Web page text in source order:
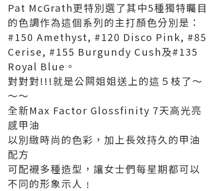
Pat McGrath更特別選了其中5種獨特矚目
的色調作為這個系列的主打顏色分別是：
#150 Amethyst, #120 Disco Pink, #85
Cerise, #155 Burgundy Cush及#135
Royal Blue。
對對對!!!就是公闗姐姐送上的這５枝了～
～～
全新Max Factor Glossfinity 7天高光亮
感甲油
以別緻時尚的色彩，加上長效持久的甲油
配方
可配襯多種造型，讓女士們每星期都可以
不同的形象示人﹗